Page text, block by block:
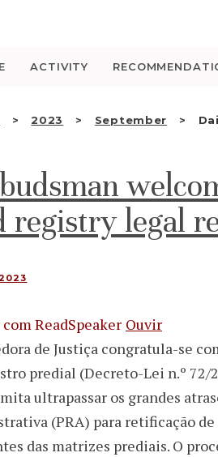
ACTIVITY
2023 September
registry legal
Ouvir
de Justiça congratula-se
predial (Decreto-Lei n.º 72/
ultrapassar os grandes
(PRA) para retificação
das matrizes prediais. O